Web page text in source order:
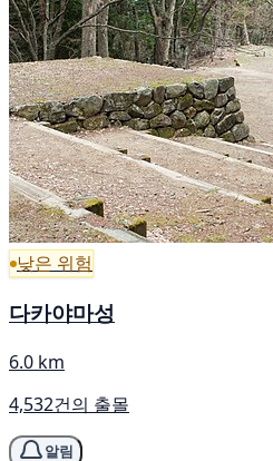
낮은 위험
다카야마성
6.0 km
4,532건의 출몰
알림